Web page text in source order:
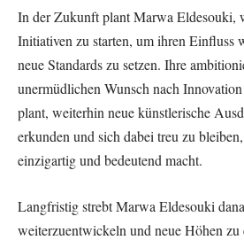
In der Zukunft plant Marwa Eldesouki,
Initiativen zu starten, um ihren Einfluss
neue Standards zu setzen. Ihre
unermüdlichen Wunsch nach
plant, weiterhin neue künstlerische
erkunden und sich dabei treu zu
einzigartig und bedeutend macht.
Langfristig strebt Marwa Eldesouki
weiterzuentwickeln und neue Höhen